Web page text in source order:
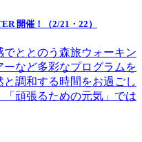
開催！（2/21・22）
ととのう森旅ウォーキン
など多彩なプログラムを
調和する時間をお過ごし
「頑張るための元気」では